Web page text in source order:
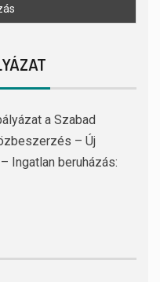
a Szabad
– Új
Ingatlan beruházás: